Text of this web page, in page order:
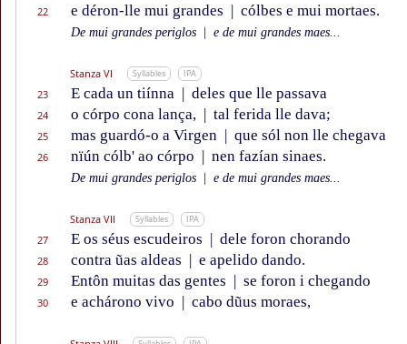
22 e déron-lle mui grandes | cólbes e mui mortaes.
De mui grandes periglos e de mui grandes maes...
Stanza VI Syllables IPA
23 E cada un tiínna | deles que lle passava
24 o córpo cona lança, | tal ferida lle dava;
25 mas guardó-o a Virgen | que sól non lle chegava
26 nïún cólb' ao córpo | nen fazían sinaes.
De mui grandes periglos e de mui grandes maes...
Stanza VII Syllables IPA
27 E os séus escudeiros | dele foron chorando
28 contra ũas aldeas | e apelido dando.
29 Entôn muitas das gentes | se foron i chegando
30 e achárono vivo | cabo dũus moraes,